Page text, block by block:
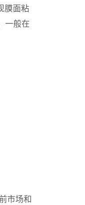
膜面粘
一般在
市场和